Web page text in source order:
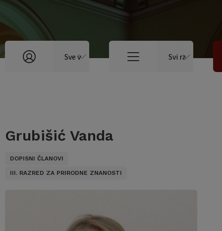
Grubišić Vanda
DOPISNI ČLANOVI
III. RAZRED ZA PRIRODNE ZNANOSTI